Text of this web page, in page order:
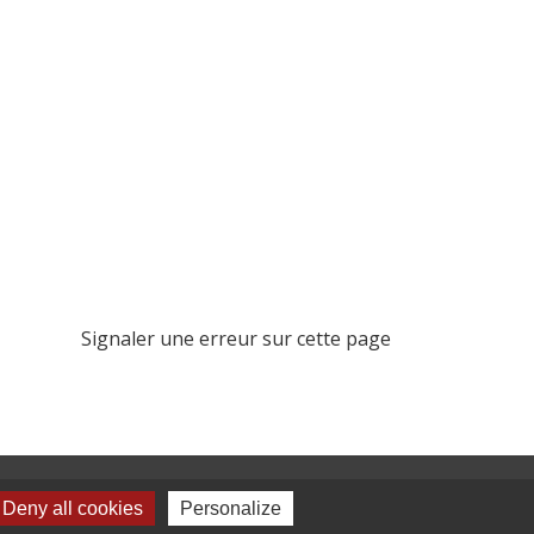
Signaler une erreur sur cette page
all cookies Personalize